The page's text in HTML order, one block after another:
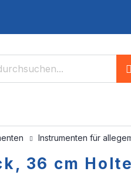
Instrumenten für
36 cm